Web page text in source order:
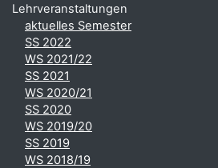
Lehrveranstaltungen
aktuelles Semester
SS 2022
WS 2021/22
SS 2021
WS 2020/21
SS 2020
WS 2019/20
SS 2019
WS 2018/19